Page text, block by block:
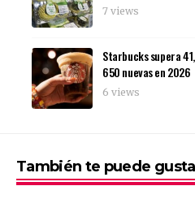
7 views
Starbucks supera
650 nuevas en 2026
6 views
También te puede